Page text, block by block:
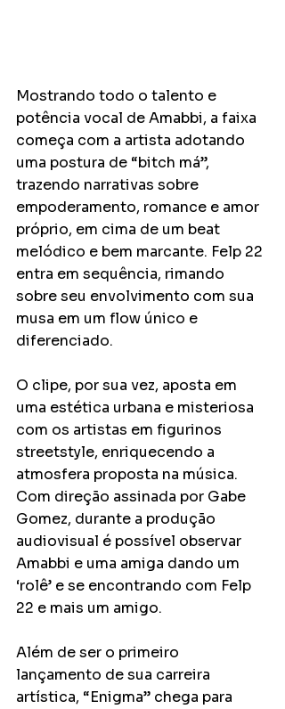
Mostrando todo o talento e
potência vocal de Amabbi, a faixa
começa com a artista adotando
uma postura de “bitch má”,
trazendo narrativas sobre
empoderamento, romance e amor
próprio, em cima de um beat
melódico e bem marcante. Felp 22
entra em sequência, rimando
sobre seu envolvimento com sua
musa em um flow único e
diferenciado.
O clipe, por sua vez, aposta em
uma estética urbana e misteriosa
com os artistas em figurinos
streetstyle, enriquecendo a
atmosfera proposta na música.
Com direção assinada por Gabe
Gomez, durante a produção
audiovisual é possível observar
Amabbi e uma amiga dando um
‘rolê’ e se encontrando com Felp
22 e mais um amigo.
Além de ser o primeiro
lançamento de sua carreira
artística, “Enigma” chega para